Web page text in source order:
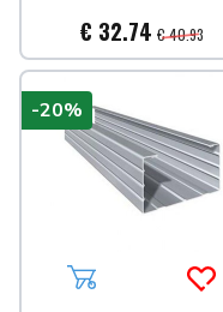
€ 32.74 € 40.93
Aggiungi al
-20%